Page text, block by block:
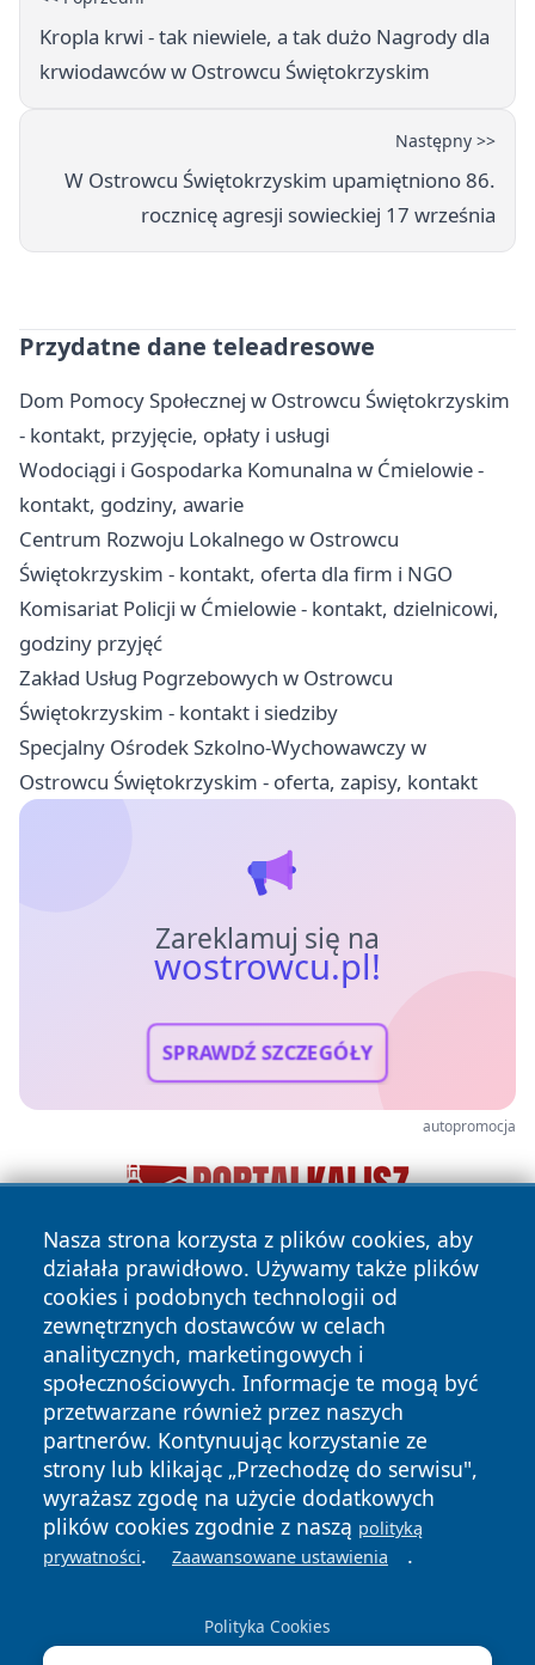
Kropla krwi - tak niewiele, a tak dużo Nagrody dla
krwiodawców w Ostrowcu Świętokrzyskim
Następny >>
W Ostrowcu Świętokrzyskim upamiętniono 86.
rocznicę agresji sowieckiej 17 września
Przydatne dane teleadresowe
Dom Pomocy Społecznej w Ostrowcu Świętokrzyskim
- kontakt, przyjęcie, opłaty i usługi
Wodociągi i Gospodarka Komunalna w Ćmielowie -
kontakt, godziny, awarie
Centrum Rozwoju Lokalnego w Ostrowcu
Świętokrzyskim - kontakt, oferta dla firm i NGO
Komisariat Policji w Ćmielowie - kontakt, dzielnicowi,
godziny przyjęć
Zakład Usług Pogrzebowych w Ostrowcu
Świętokrzyskim - kontakt i siedziby
Specjalny Ośrodek Szkolno-Wychowawczy w
Ostrowcu Świętokrzyskim - oferta, zapisy, kontakt
Zareklamuj się na
wostrowcu.pl!
SPRAWDŹ SZCZEGÓŁY
autopromocja
Nasza strona korzysta z plików cookies, aby
działała prawidłowo. Używamy także plików
cookies i podobnych technologii od
zewnętrznych dostawców w celach
analitycznych, marketingowych i
społecznościowych. Informacje te mogą być
przetwarzane również przez naszych
partnerów. Kontynuując korzystanie ze
strony lub klikając „Przechodzę do serwisu",
wyrażasz zgodę na użycie dodatkowych
plików cookies zgodnie z naszą polityką
prywatności. Zaawansowane ustawienia .
Polityka Cookies
Copyright © 2026 wostrowcu.pl Wszystkie prawa zastrzeżone.
News Autorzy
Polityka
Prywatności
Polityka
Cookies